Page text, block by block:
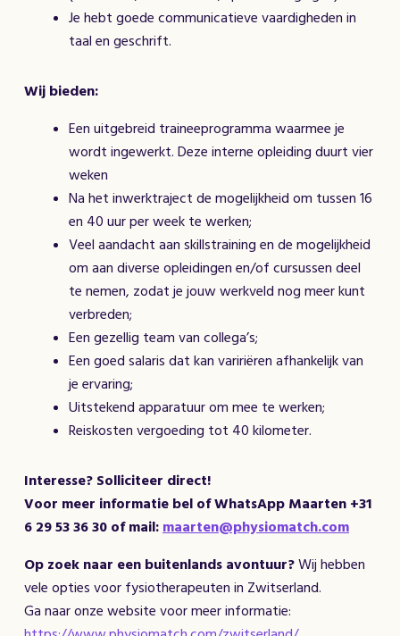
Je hebt goede communicatieve vaardigheden in
taal en geschrift.
Wij bieden:
Een uitgebreid traineeprogramma waarmee je
wordt ingewerkt. Deze interne opleiding duurt vier
weken
Na het inwerktraject de mogelijkheid om tussen 16
en 40 uur per week te werken;
Veel aandacht aan skillstraining en de mogelijkheid
om aan diverse opleidingen en/of cursussen deel
te nemen, zodat je jouw werkveld nog meer kunt
verbreden;
Een gezellig team van collega’s;
Een goed salaris dat kan variriëren afhankelijk van
je ervaring;
Uitstekend apparatuur om mee te werken;
Reiskosten vergoeding tot 40 kilometer.
Interesse? Solliciteer direct!
Voor meer informatie bel ofWhatsApp Maarten +31
6 29 53 36 30 of mail: maarten@physiomatch.com
Op zoek naar een buitenlands avontuur?Wij hebben
vele opties voor fysiotherapeuten in Zwitserland.
Ga naar onze website voor meer informatie: